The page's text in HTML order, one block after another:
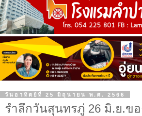
วันอาทิตย์ที่ 25 มิถุนายน พ.ศ. 2566
รำลึกวันสุนทรภู่ 26 มิ.ย.ข